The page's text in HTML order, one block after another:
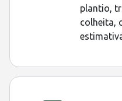
plantio,
colheita,